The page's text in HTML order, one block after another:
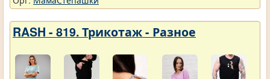
RASH - 819. Трикотаж - Разное